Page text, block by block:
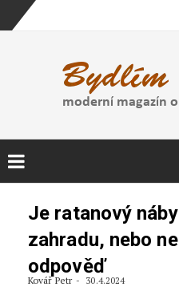
Je ratanový
zahradu, nebo
odpověď
Kovář Petr 30.4.2024